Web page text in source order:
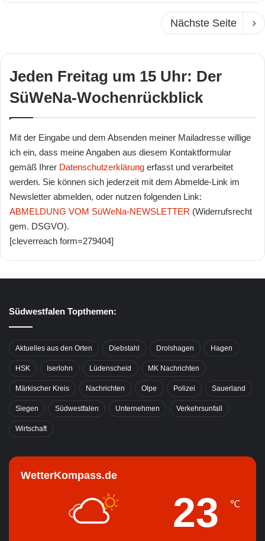
Nächste Seite
Jeden Freitag um 15 Uhr: Der
SüWeNa-Wochenrückblick
Mit der Eingabe und dem Absenden meiner Mailadresse willige
ich ein, dass meine Angaben aus diesem Kontaktformular
gemäß Ihrer Datenschutzerklärung erfasst und verarbeitet
werden. Sie können sich jederzeit mit dem Abmelde-Link im
Newsletter abmelden, oder nutzen folgenden Link:
ABMELDUNG VOM SüWeNa-NEWSLETTER (Widerrufsrecht
gem. DSGVO).
[cleverreach form=279404]
Südwestfalen Topthemen:
Aktuelles aus den Orten Diebstahl Drolshagen Hagen
HSK Iserlohn Lüdenscheid MK Nachrichten
Märkischer Kreis Nachrichten Olpe Polizei Sauerland
Siegen Südwestfalen Unternehmen Verkehrsunfall
Wirtschaft
WetterKompass.de
23 ℃